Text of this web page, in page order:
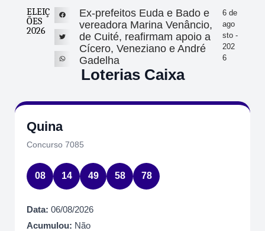
ELEIÇ
ÕES
2026
Ex-prefeitos Euda e Bado e
vereadora Marina Venâncio,
de Cuité, reafirmam apoio a
Cícero, Veneziano e André
Gadelha
6 de
ago
sto -
202
6
Loterias Caixa
Quina
Concurso 7085
08 14 49 58 78
Data: 06/08/2026
Acumulou: Não